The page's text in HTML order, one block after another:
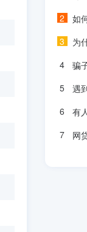
如
为
骗
遇
有
网